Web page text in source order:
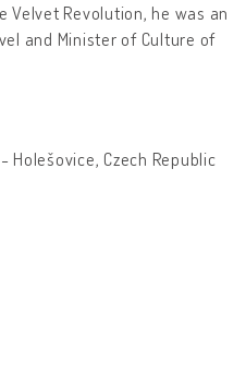
Revolution, he was an
and Minister of Culture of
Holešovice, Czech Republic